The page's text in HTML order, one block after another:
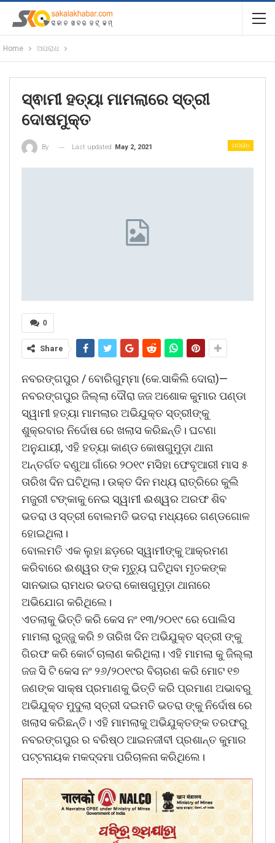
Home ଅପରାଧ
ସ୍ଵାମୀ ହତ୍ୟା ମାମଲାରେ ସ୍ତ୍ରୀ
ଦୋଷମୁକ୍ତ
ଅପରାଧ
By Last updated May 2, 2021
0
Share
ନବରଙ୍ଗପୁର / ବୋରିଗୁମ୍ମା (କେ.ସାକିଲି ଦୋରା)—
ନବରଙ୍ଗପୁର ଜିଲ୍ଲା ଦୌରା ଜଜ ଅଶୋକ କୁମାର ପଣ୍ଡା
ସ୍ୱାମୀ ହତ୍ୟା ମାମଲାର ଅଭିଯୁକ୍ତ ସ୍ତ୍ରୀଙ୍କୁ
ଶୁକ୍ରବାର ନିର୍ଦୋଷ ରେ ଖଲାସ କରିଛନ୍ତି। ଘଟଣା
ଅନୁଯାୟୀ, ଏହି ହତ୍ୟା କାଣ୍ଡ କୋଷଗୁମୁଡ଼ା ଥାନା
ଅନ୍ତର୍ଗତ ବଣୁଆ ଗାଁରେ ୨୦୧୯ ମସିହା ଫେବୃଆରୀ ମାସ ୫
ତାରିଖ ଦିନ ଘଟିଥିଲା। ଉକ୍ତ ଦିନ ମଧ୍ୟ ରାତ୍ରିରେ କୁଲି
ମଜୁରୀ ଟଙ୍କାକୁ ନେଇ ସ୍ୱାମୀ ଈଶ୍ୱର ଅରଫ ଶିବ
ଭତରା ଓ ସ୍ତ୍ରୀ ବୋଲମତି ଭତରା ମଧ୍ୟରେ ଗଣ୍ଡଗୋଳ
ହୋଇଥିଲା।
ବୋଲମତି ଏକ ଲୁହା ଛଡ଼ରେ ସ୍ୱାମୀଙ୍କୁ ଆକ୍ରମଣ
କରିବାରେ ଈଶ୍ୱର ଙ୍କ ମୃତ୍ୟୁ ଘଟିଥିବା ମୃତକଙ୍କ
ସାନଭାଇ ରାମଧର ଭତରା କୋଷଗୁମୁଡ଼ା ଥାନାରେ
ଅଭିଯୋଗ କରିଥିଲେ।
ଏତଲାକୁ ଭିତ୍ତି କରି କେସ ନଂ ୧୩/୨୦୧୯ ରେ ପୋଲିସ
ମାମଲା ରୁଜ୍ଜୁ କରି ୭ ତାରିଖ ଦିନ ଅଭିଯୁକ୍ତ ସ୍ତ୍ରୀ ଙ୍କୁ
ଗିରଫ କରି କୋର୍ଟ ଚାଲାଣ କରିଥିଲା। ଏହି ମାମଲା କୁ ଜିଲ୍ଲା
ଜଜ ସି ଟି କେସ ନଂ ୨୬/୨୦୧୯ର ବିଚାରଣ କରି ମୋଟ ୧୭
ଜଣଙ୍କ ସାକ୍ଷ ପ୍ରମାଣକୁ ଭିତ୍ତି କରି ପ୍ରମାଣ ଅଭାବରୁ
ଅଭିଯୁକ୍ତ ମୁଦୁଲା ସ୍ତ୍ରୀ ଦଇମତି ଭତରା ଙ୍କୁ ନିର୍ଦୋଷ ରେ
ଖଲାସ କରିଛନ୍ତି। ଏହି ମାମଲାକୁ ଅଭିଯୁକ୍ତଙ୍କ ତରଫରୁ
ନବରଙ୍ଗପୁର ର ବରିଷ୍ଠ ଆଇନଜୀବୀ ପ୍ରଶାନ୍ତ କୁମାର
ପଟ୍ଟନାୟକ ମକଦ୍ଦମା ପରିଚାଳନା କରିଥିଲେ।